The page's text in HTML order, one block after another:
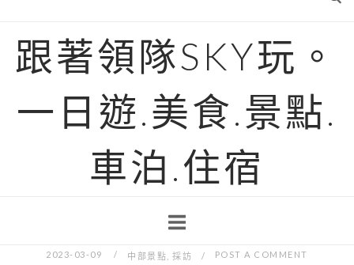
跟著領隊SKY玩。
一日遊.美食.景點.
車泊.住宿
2023-03-09 中部景點 ,採訪 POST A COMMENT